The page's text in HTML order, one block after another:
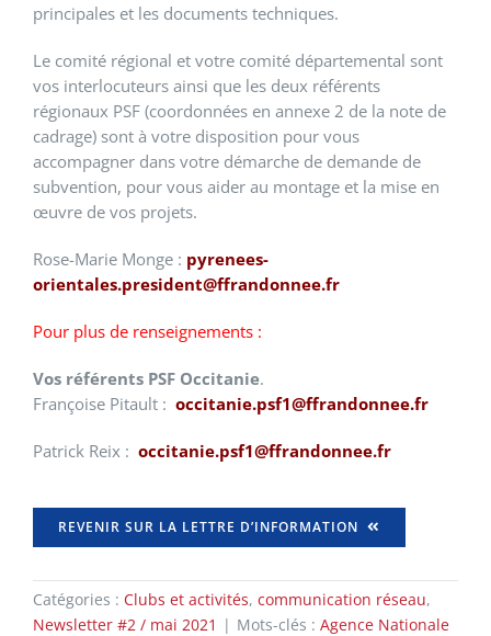
principales et les documents techniques.
Le comité régional et votre comité départemental sont
vos interlocuteurs ainsi que les deux référents
régionaux PSF (coordonnées en annexe 2 de la note de
cadrage) sont à votre disposition pour vous
accompagner dans votre démarche de demande de
subvention, pour vous aider au montage et la mise en
œuvre de vos projets.
Rose-Marie Monge : pyrenees-
orientales.president@ffrandonnee.fr
Pour plus de renseignements :
Vos référents PSF Occitanie.
Françoise Pitault : occitanie.psf1@ffrandonnee.fr
Patrick Reix : occitanie.psf1@ffrandonnee.fr
REVENIR SUR LA LETTRE D’INFORMATION
Catégories : Clubs et activités, communication réseau,
Newsletter #2 / mai 2021 | Mots-clés : Agence Nationale